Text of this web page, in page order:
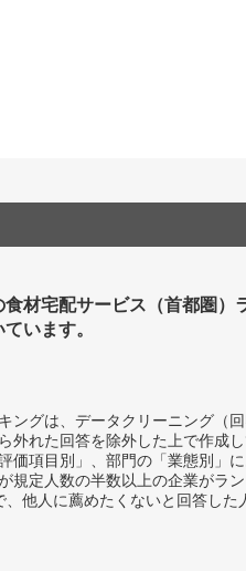
食材宅配サービス（首都圏）
います。
ングは、データクリーニング（
れた回答を除外した上で作成し
価項目別」、部門の「業態別」
規定人数の半数以上の企業がラン
他人に薦めたくないと回答した